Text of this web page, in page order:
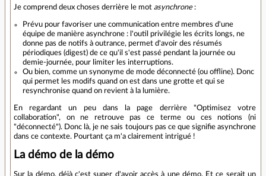
Je comprend deux choses derrière le mot asynchrone:
Prévu pour favoriser une communication entre membres d'une
équipe de manière asynchrone : l'outil privilégie les écrits longs, ne
donne pas de notifs à outrance, permet d'avoir des résumés
périodiques (digest) de ce qu'il s'est passé pendant la journée ou
demie-journée, pour limiter les interruptions.
Ou bien, comme un synonyme de mode déconnecté (ou offline). Donc
qui permet les modifs quand on est dans une grotte et qui se
resynchronise quand on revient à la lumière.
En regardant un peu dans la page derrière "Optimisez votre
collaboration", on ne retrouve pas ce terme ou ces notions (ni
"déconnecté"). Donc là, je ne sais toujours pas ce que signifie asynchrone
dans ce contexte. Pourtant ça m'a clairement intrigué !
La démo de la démo
Sur la démo, déjà c'est super d'avoir accès à une démo. Et ce serait un